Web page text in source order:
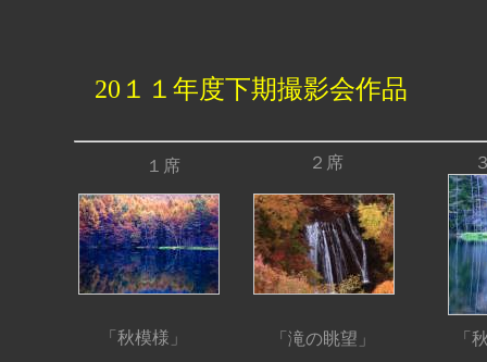
「
「滝の眺望」
「秋模様」
２席
１席
20１１年度下期撮影会作品